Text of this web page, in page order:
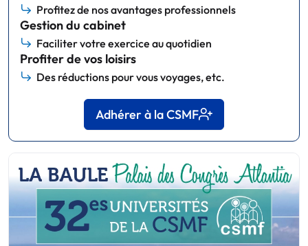
Profitez de nos avantages professionnels
Gestion du cabinet
Faciliter votre exercice au quotidien
Profiter de vos loisirs
Des réductions pour vous voyages, etc.
Adhérer à la CSMF